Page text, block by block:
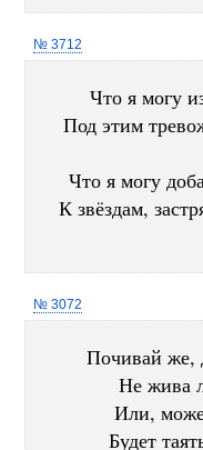
№ 3712
Что я могу
Под этим
Что я могу
К звёздам,
№ 3072
Почивай же,
Не жива
Или,
Будет